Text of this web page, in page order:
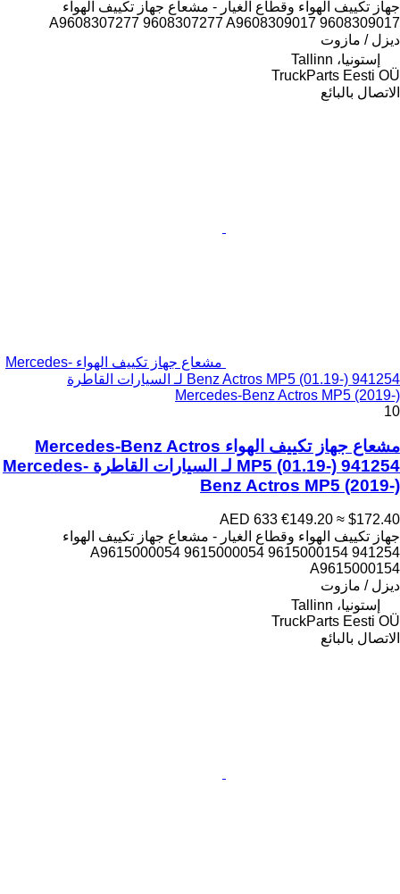
جهاز تكييف الهواء وقطاع الغيار - مشعاع جهاز تكييف الهواء
A9608307277 9608307277 A9608309017 9608309017
ديزل / مازوت
إستونيا، Tallinn
TruckParts Eesti OÜ
الاتصال بالبائع
مشعاع جهاز تكييف الهواء Mercedes-
Benz Actros MP5 (01.19-) 941254 لـ السيارات القاطرة
Mercedes-Benz Actros MP5 (2019-)
10
مشعاع جهاز تكييف الهواء Mercedes-Benz Actros
MP5 (01.19-) 941254 لـ السيارات القاطرة Mercedes-
Benz Actros MP5 (2019-)
AED 633 €149.20 ≈ $172.40
جهاز تكييف الهواء وقطاع الغيار - مشعاع جهاز تكييف الهواء
941254 A9615000054 9615000054 9615000154
A9615000154
ديزل / مازوت
إستونيا، Tallinn
TruckParts Eesti OÜ
الاتصال بالبائع